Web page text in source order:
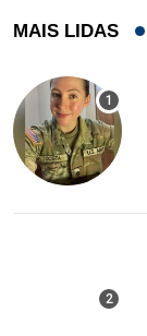
MAIS LIDAS